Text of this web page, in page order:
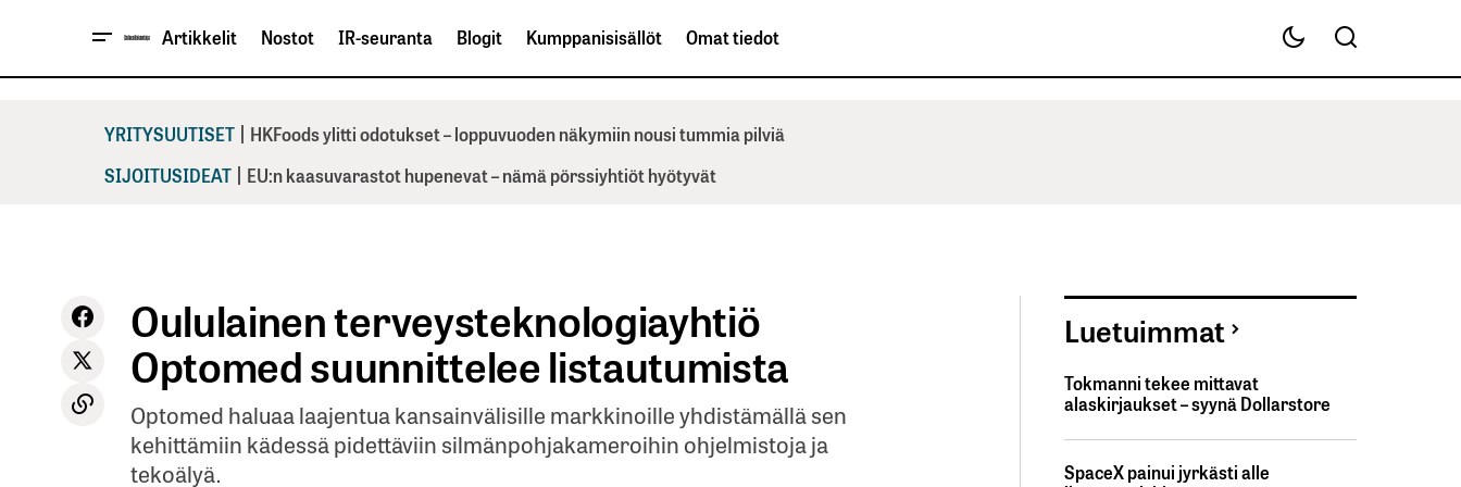
Artikkelit Nostot IR-seuranta Blogit Kumppanisisällöt Omat tiedot
YRITYSUUTISET | HKFoods ylitti odotukset – loppuvuoden näkymiin nousi tummia pilviä
SIJOITUSIDEAT | EU:n kaasuvarastot hupenevat – nämä pörssiyhtiöt hyötyvät
Oululainen terveysteknologiayhtiö
Optomed suunnittelee listautumista
Optomed haluaa laajentua kansainvälisille markkinoille yhdistämällä sen
kehittämiin kädessä pidettäviin silmänpohjakameroihin ohjelmistoja ja
tekoälyä.
Luetuimmat
Tokmanni tekee mittavat
alaskirjaukset – syynä Dollarstore
SpaceX painui jyrkästi alle